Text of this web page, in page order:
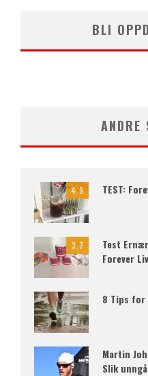
BLI
ANDRE
4.9 TEST:
3.7
Test
Forever
8 Tips for
Martin
Slik